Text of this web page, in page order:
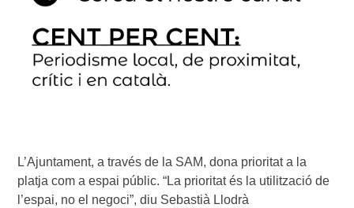
L’Ajuntament, a través de la SAM, dona prioritat a la
platja com a espai públic. “La prioritat és la utilització de
l’espai, no el negoci”, diu Sebastià Llodrà